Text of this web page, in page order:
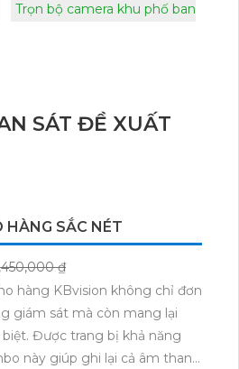
Trọn bộ camera khu phố ban
SÁT ĐỀ XUẤT
HÀNG SẮC NÉT
₫
hàng KBvision không chỉ đơn
giám sát mà còn mang lại
Được trang bị khả năng
này giúp ghi lại cả âm thanh